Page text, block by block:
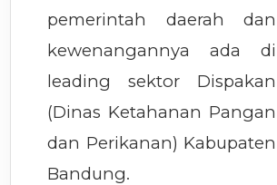
pemerintah daerah dan
kewenangannya ada di
leading sektor Dispakan
(Dinas Ketahanan Pangan
dan Perikanan) Kabupaten
Bandung.